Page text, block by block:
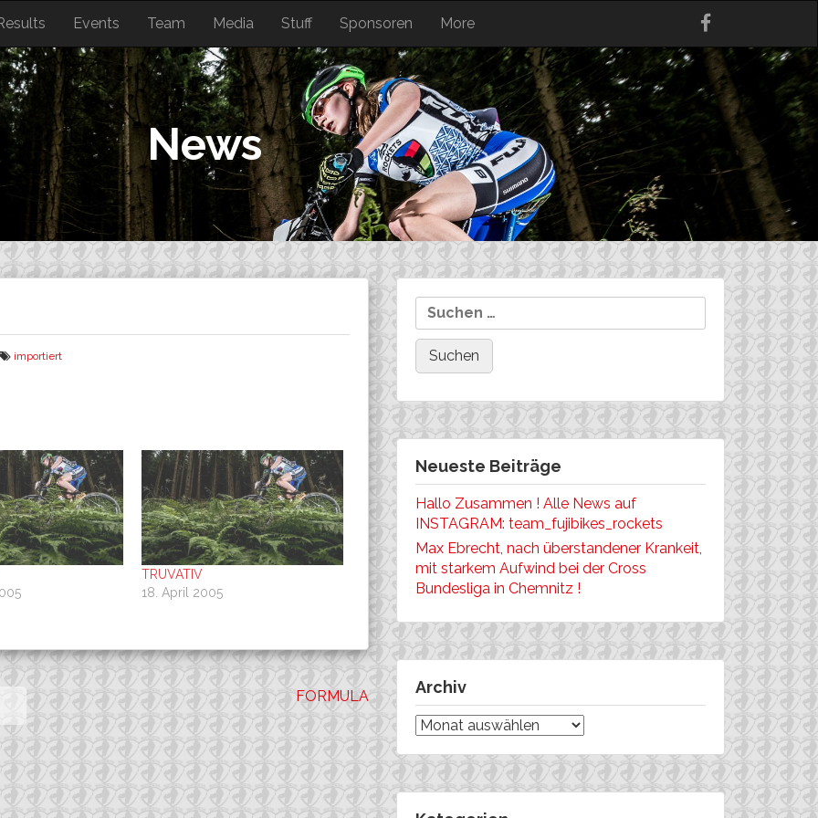
Events Team Media Stuff Sponsoren More
News
importiert
TRUVATIV
18. April 2005
FORMULA
Suchen
nach:
Neueste Beiträge
Hallo Zusammen ! Alle News auf
INSTAGRAM: team_fujibikes_rockets
Max Ebrecht, nach überstandener Krankeit,
mit starkem Aufwind bei der Cross
Bundesliga in Chemnitz !
Archiv
Archiv